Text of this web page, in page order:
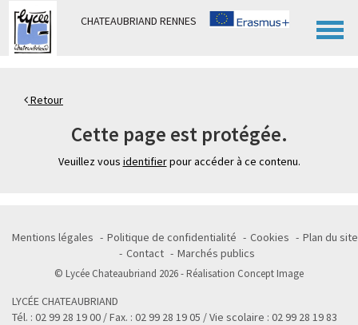
CHATEAUBRIAND RENNES
Retour
Cette page est protégée.
Veuillez vous identifierpour accéder à ce contenu.
Mentions légales Politique de confidentialité Cookies
Plan du site
Contact
Marchés publics
© Lycée Chateaubriand 2026 - Réalisation Concept Image
LYCÉE CHATEAUBRIAND
Tél. : 02 99 28 19 00 / Fax. : 02 99 28 19 05 / Vie scolaire : 02 99 28 19 83
Panneau de gestion des cookies